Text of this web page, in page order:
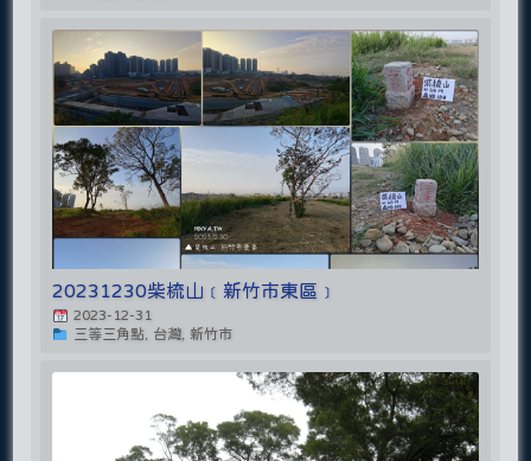
20231230柴梳山﹝新竹市東區﹞
2023-12-31
三等三角點, 台灣, 新竹市